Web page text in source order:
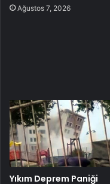
Ağustos 7, 2026
Yıkım Deprem Paniği